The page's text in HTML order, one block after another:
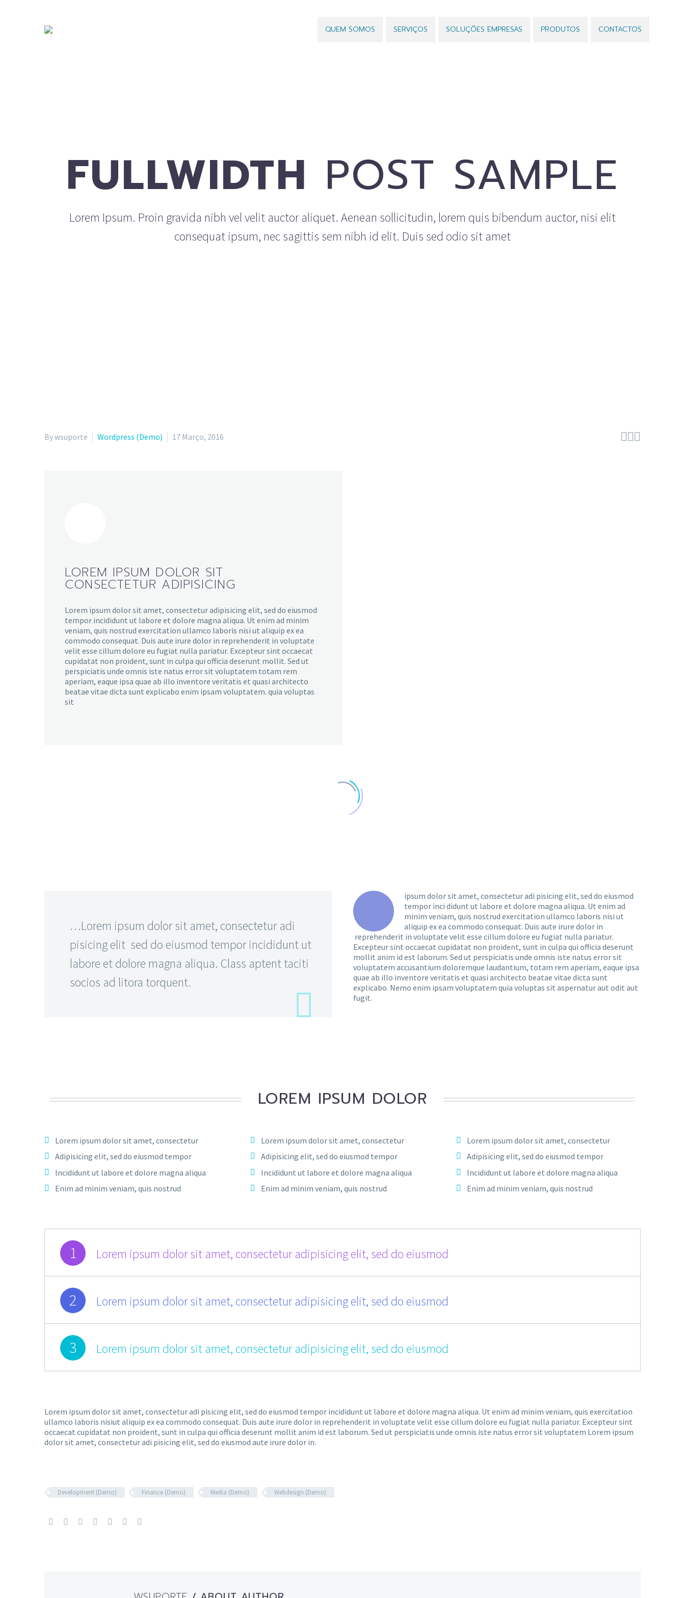
QUEM SOMOS SERVIÇOS SOLUÇÕES EMPRESAS PRODUTOS CONTACTOS
FULLWIDTH POST SAMPLE
Lorem Ipsum. Proin gravida nibh vel velit auctor aliquet. Aenean sollicitudin, lorem quis bibendum auctor, nisi elit
consequat ipsum, nec sagittis sem nibh id elit. Duis sed odio sit amet

By wsuporte Wordpress (Demo) 17 Março, 2016
LOREM IPSUM DOLOR SIT
CONSECTETUR ADIPISICING
Lorem ipsum dolor sit amet, consectetur adipisicing elit, sed do eiusmod
tempor incididunt ut labore et dolore magna aliqua. Ut enim ad minim
veniam, quis nostrud exercitation ullamco laboris nisi ut aliquip ex ea
commodo consequat. Duis aute irure dolor in reprehenderit in voluptate
velit esse cillum dolore eu fugiat nulla pariatur. Excepteur sint occaecat
cupidatat non proident, sunt in culpa qui officia deserunt mollit. Sed ut
perspiciatis unde omnis iste natus error sit voluptatem totam rem
aperiam, eaque ipsa quae ab illo inventore veritatis et quasi architecto
beatae vitae dicta sunt explicabo enim ipsam voluptatem. quia voluptas
sit
…Lorem ipsum dolor sit amet, consectetur adi
pisicing elit sed do eiusmod tempor incididunt ut
labore et dolore magna aliqua. Class aptent taciti
socios ad litora torquent.
ipsum dolor sit amet, consectetur adi pisicing elit, sed do eiusmod
tempor inci didunt ut labore et dolore magna aliqua. Ut enim ad
minim veniam, quis nostrud exercitation ullamco laboris nisi ut
aliquip ex ea commodo consequat. Duis aute irure dolor in
reprehenderit in voluptate velit esse cillum dolore eu fugiat nulla pariatur.
Excepteur sint occaecat cupidatat non proident, sunt in culpa qui officia deserunt
mollit anim id est laborum. Sed ut perspiciatis unde omnis iste natus error sit
voluptatem accusantium doloremque laudantium, totam rem aperiam, eaque ipsa
quae ab illo inventore veritatis et quasi architecto beatae vitae dicta sunt
explicabo. Nemo enim ipsam voluptatem quia voluptas sit aspernatur aut odit aut
fugit.
LOREM IPSUM DOLOR
Lorem ipsum dolor sit amet, consectetur
Adipisicing elit, sed do eiusmod tempor
Incididunt ut labore et dolore magna aliqua
Enim ad minim veniam, quis nostrud
Lorem ipsum dolor sit amet, consectetur
Adipisicing elit, sed do eiusmod tempor
Incididunt ut labore et dolore magna aliqua
Enim ad minim veniam, quis nostrud
Lorem ipsum dolor sit amet, consectetur
Adipisicing elit, sed do eiusmod tempor
Incididunt ut labore et dolore magna aliqua
Enim ad minim veniam, quis nostrud
1 Lorem ipsum dolor sit amet, consectetur adipisicing elit, sed do eiusmod
2 Lorem ipsum dolor sit amet, consectetur adipisicing elit, sed do eiusmod
3 Lorem ipsum dolor sit amet, consectetur adipisicing elit, sed do eiusmod
Lorem ipsum dolor sit amet, consectetur adi pisicing elit, sed do eiusmod tempor incididunt ut labore et dolore magna aliqua. Ut enim ad minim veniam, quis exercitation
ullamco laboris nisiut aliquip ex ea commodo consequat. Duis aute irure dolor in reprehenderit in voluptate velit esse cillum dolore eu fugiat nulla pariatur. Excepteur sint
occaecat cupidatat non proident, sunt in culpa qui officia deserunt mollit anim id est laborum. Sed ut perspiciatis unde omnis iste natus error sit voluptatem Lorem ipsum
dolor sit amet, consectetur adi pisicing elit, sed do eiusmod aute irure dolor in.
Development (Demo) Finance (Demo) Media (Demo) Webdesign (Demo)